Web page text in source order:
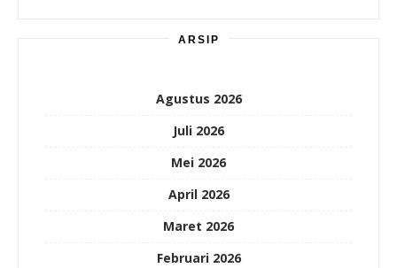
ARSIP
Agustus 2026
Juli 2026
Mei 2026
April 2026
Maret 2026
Februari 2026